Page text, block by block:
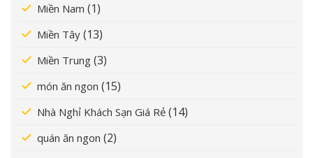
Miền Nam (1)
Miền Tây (13)
Miền Trung (3)
món ăn ngon (15)
Nhà Nghỉ Khách Sạn Giá Rẻ (14)
quán ăn ngon (2)